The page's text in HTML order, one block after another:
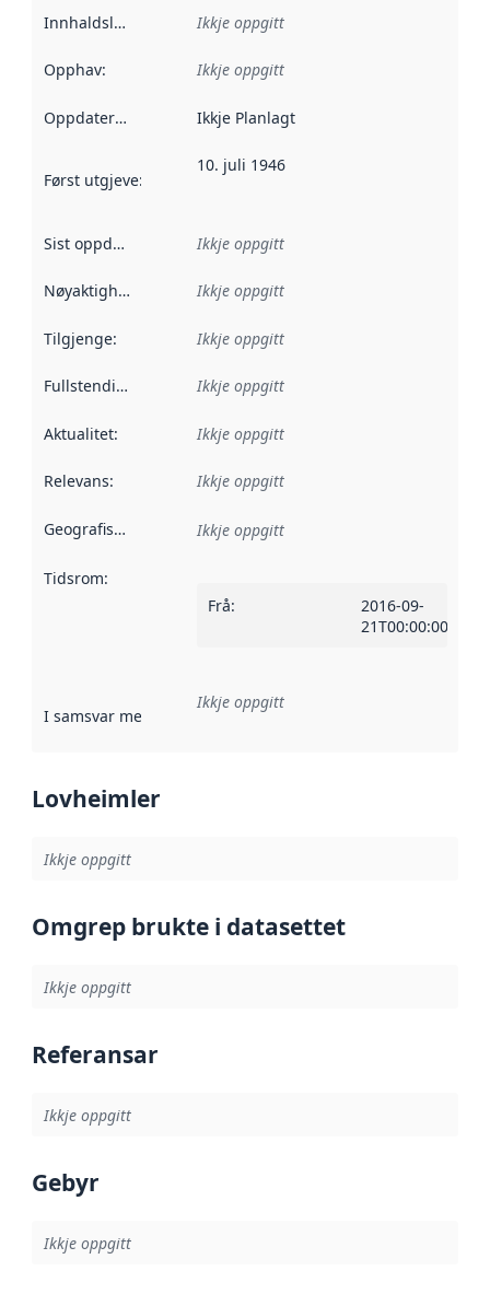
Innhaldsleverandørar :
Ikkje oppgitt
Opphav: Ikkje oppgitt
Oppdateringsfrekvens :
Ikkje Planlagt
Først utgjeve: Denne datoen seier når dataa i dette
10. juli 1946
Sist oppdatert Ikkje oppgitt
Nøyaktigheit Ikkje oppgitt
Tilgjenge: Ikkje oppgitt
Fullstendigheit Ikkje oppgitt
Aktualitet: Ikkje oppgitt
Relevans: Ikkje oppgitt
Geografisk område Ikkje oppgitt
Tidsrom:
Frå:
2016-09-
21T00:00:00Z
I samsvar med Referanse til ei implementeringsregel eller
Ikkje oppgitt
Lovheimler
Ikkje oppgitt
Omgrep brukte i datasettet
Ikkje oppgitt
Referansar
Ikkje oppgitt
Gebyr
Ikkje oppgitt